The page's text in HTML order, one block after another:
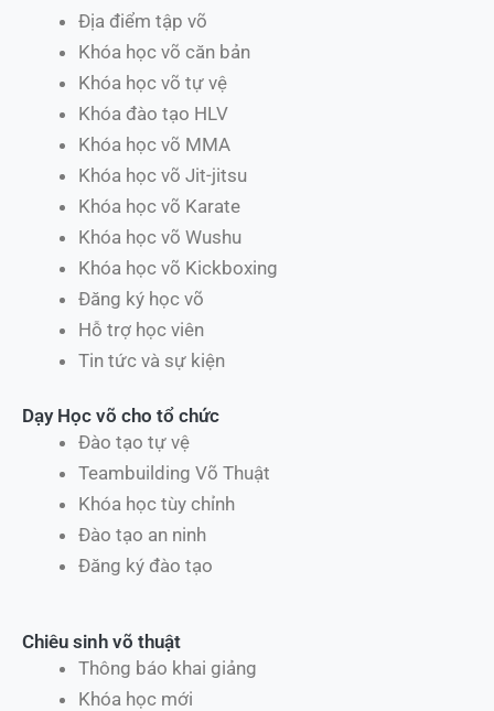
Địa điểm tập võ
Khóa học võ căn bản
Khóa học võ tự vệ
Khóa đào tạo HLV
Khóa học võ MMA
Khóa học võ Jit-jitsu
Khóa học võ Karate
Khóa học võ Wushu
Khóa học võ Kickboxing
Đăng ký học võ
Hỗ trợ học viên
Tin tức và sự kiện
Dạy Học võ cho tổ chức
Đào tạo tự vệ
Teambuilding Võ Thuật
Khóa học tùy chỉnh
Đào tạo an ninh
Đăng ký đào tạo
Chiêu sinh võ thuật
Thông báo khai giảng
Khóa học mới